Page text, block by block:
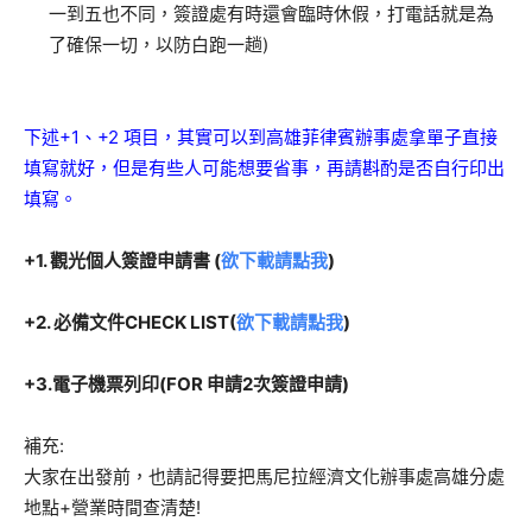
一到五也不同，簽證處有時還會臨時休假，打電話就是為
了確保一切，以防白跑一趟)
下述+1、+2 項目，其實可以到高雄菲律賓辦事處拿單子直接
填寫就好，但是有些人可能想要省事，再請斟酌是否自行印出
填寫。
+1.觀光個人簽證申請書 (欲下載請點我)
+2.必備文件CHECK LIST(欲下載請點我)
+3.電子機票列印(FOR 申請2次簽證申請)
補充:
大家在出發前，也請記得要把馬尼拉經濟文化辦事處高雄分處
地點+營業時間查清楚!